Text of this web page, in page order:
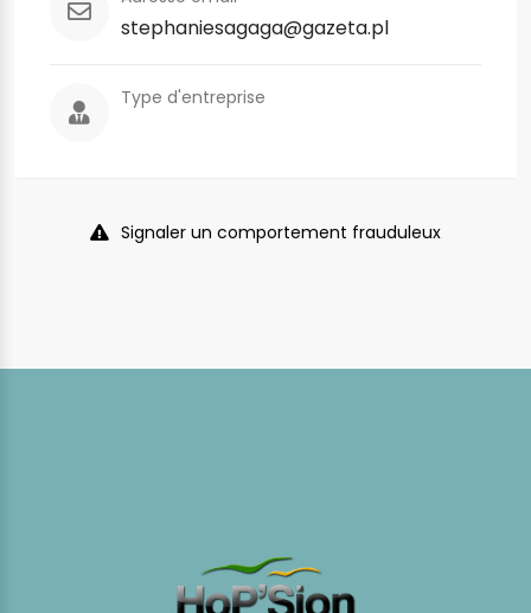
stephaniesagaga@gazeta.pl
Type d'entreprise
Signaler un comportement frauduleux